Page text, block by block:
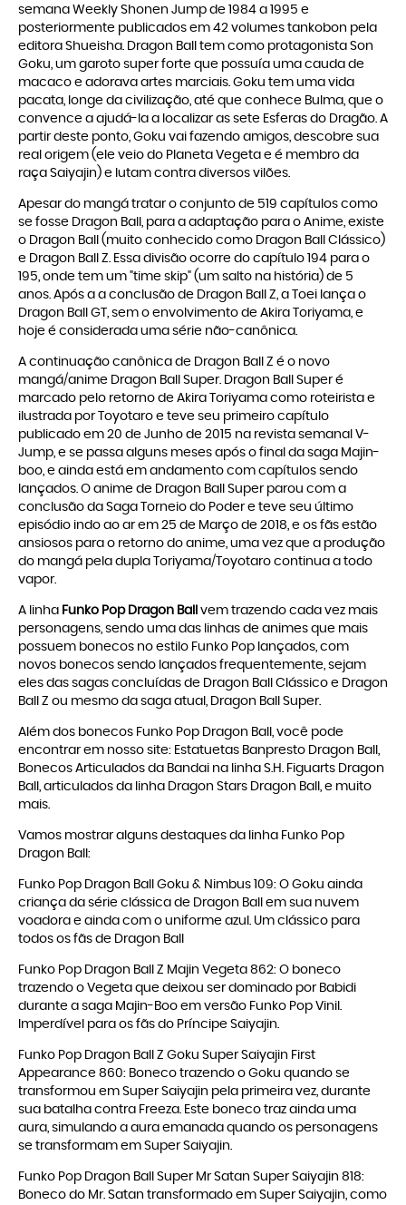
semana Weekly Shonen Jump de 1984 a 1995 e
posteriormente publicados em 42 volumes tankobon pela
editora Shueisha. Dragon Ball tem como protagonista Son
Goku, um garoto super forte que possuía uma cauda de
macaco e adorava artes marciais. Goku tem uma vida
pacata, longe da civilização, até que conhece Bulma, que o
convence a ajudá-la a localizar as sete Esferas do Dragão. A
partir deste ponto, Goku vai fazendo amigos, descobre sua
real origem (ele veio do Planeta Vegeta e é membro da
raça Saiyajin) e lutam contra diversos vilões.
Apesar do mangá tratar o conjunto de 519 capítulos como
se fosse Dragon Ball, para a adaptação para o Anime, existe
o Dragon Ball (muito conhecido como Dragon Ball Clássico)
e Dragon Ball Z. Essa divisão ocorre do capítulo 194 para o
195, onde tem um "time skip" (um salto na história) de 5
anos. Após a a conclusão de Dragon Ball Z, a Toei lança o
Dragon Ball GT, sem o envolvimento de Akira Toriyama, e
hoje é considerada uma série não-canônica.
A continuação canônica de Dragon Ball Z é o novo
mangá/anime Dragon Ball Super. Dragon Ball Super é
marcado pelo retorno de Akira Toriyama como roteirista e
ilustrada por Toyotaro e teve seu primeiro capítulo
publicado em 20 de Junho de 2015 na revista semanal V-
Jump, e se passa alguns meses após o final da saga Majin-
boo, e ainda está em andamento com capítulos sendo
lançados. O anime de Dragon Ball Super parou com a
conclusão da Saga Torneio do Poder e teve seu último
episódio indo ao ar em 25 de Março de 2018, e os fãs estão
ansiosos para o retorno do anime, uma vez que a produção
do mangá pela dupla Toriyama/Toyotaro continua a todo
vapor.
A linha Funko Pop Dragon Ball
vem trazendo cada vez mais
personagens, sendo uma das linhas de animes que mais
possuem bonecos no estilo Funko Pop lançados, com
novos bonecos sendo lançados frequentemente, sejam
eles das sagas concluídas de Dragon Ball Clássico e Dragon
Ball Z ou mesmo da saga atual, Dragon Ball Super.
Além dos bonecos Funko Pop Dragon Ball
, você pode
encontrar em nosso site: Estatuetas Banpresto Dragon Ball
Bonecos Articulados da Bandai na linha S.H. Figuarts Dragon
Ball
, articulados da linha Dragon Stars Dragon Ball
, e muito
mais.
Vamos mostrar alguns destaques da linha Funko Pop
Dragon Ball:
Funko Pop Dragon Ball Goku & Nimbus 109: O Goku ainda
criança da série clássica de Dragon Ball em sua nuvem
voadora e ainda com o uniforme azul. Um clássico para
todos os fãs de Dragon Ball
Funko Pop Dragon Ball Z Majin Vegeta 862: O boneco
trazendo o Vegeta que deixou ser dominado por Babidi
durante a saga Majin-Boo em versão Funko Pop Vinil.
Imperdível para os fãs do Príncipe Saiyajin.
Funko Pop Dragon Ball Z Goku Super Saiyajin First
Appearance 860: Boneco trazendo o Goku quando se
transformou em Super Saiyajin pela primeira vez, durante
sua batalha contra Freeza. Este boneco traz ainda uma
aura, simulando a aura emanada quando os personagens
se transformam em Super Saiyajin.
Funko Pop Dragon Ball Super Mr Satan Super Saiyajin 818:
Boneco do Mr. Satan transformado em Super Saiyajin, como